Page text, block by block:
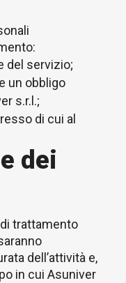
del servizio;
un obbligo
s.r.l.;
di cui al
dei
trattamento
dell’attività e,
in cui Asuniver